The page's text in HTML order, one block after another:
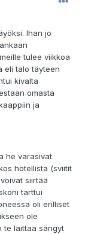
Ihan jo
tulee viikkoa
eli talo täyteen
kivalta
omasta
ja
he varasivat
hotellista (sviitit
siirtää
tarttui
oli erilliset
ole
te laittaa sängyt